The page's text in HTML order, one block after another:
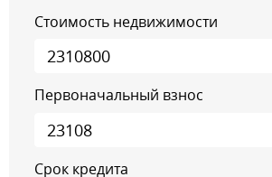
Стоимость недвижимости
Первоначальный взнос
Срок кредита